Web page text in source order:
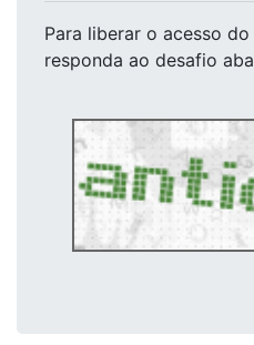
Para liberar o acesso do
responda ao desafio